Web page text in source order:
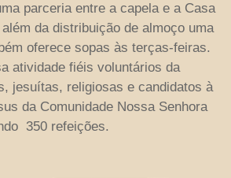
parceria entre a capela e a Casa
da distribuição de almoço uma
oferece sopas às terças-feiras.
atividade fiéis voluntários da
jesuítas, religiosas e candidatos à
da Comunidade Nossa Senhora
350 refeições.